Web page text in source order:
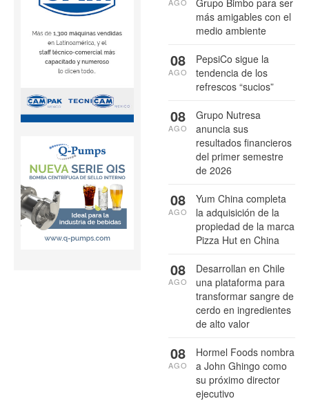
más amigables con el
medio ambiente
PepsiCo sigue la
tendencia de los
refrescos “sucios”
08
AGO
Grupo Nutresa
anuncia sus
resultados financieros
del primer semestre
de 2026
08
AGO
Yum China completa
la adquisición de la
propiedad de la marca
Pizza Hut en China
08
AGO
Desarrollan en Chile
una plataforma para
transformar sangre de
cerdo en ingredientes
de alto valor
08
AGO
Hormel Foods nombra
a John Ghingo como
su próximo director
ejecutivo
08
AGO